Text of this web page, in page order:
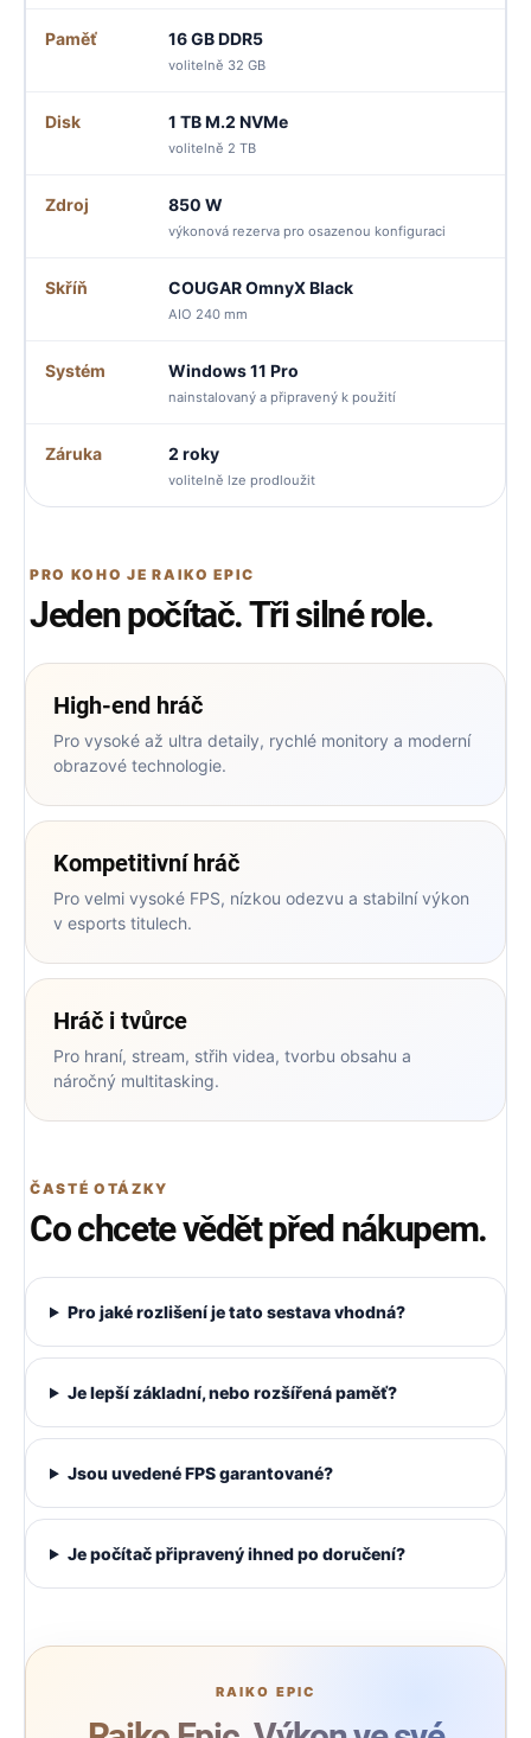
Paměť 16 GB DDR5
volitelně 32 GB
Disk 1 TB M.2 NVMe
volitelně 2 TB
Zdroj 850 W
výkonová rezerva pro osazenou konfiguraci
Skříň COUGAR OmnyX Black
AIO 240 mm
Systém Windows 11 Pro
nainstalovaný a připravený k použití
Záruka 2 roky
volitelně lze prodloužit
PRO KOHO JE RAIKO EPIC
Jeden počítač. Tři silné role.
High‑end hráč
Pro vysoké až ultra detaily, rychlé monitory a moderní
obrazové technologie.
Kompetitivní hráč
Pro velmi vysoké FPS, nízkou odezvu a stabilní výkon
v esports titulech.
Hráč i tvůrce
Pro hraní, stream, střih videa, tvorbu obsahu a
náročný multitasking.
ČASTÉ OTÁZKY
Co chcete vědět před nákupem.
Pro jaké rozlišení je tato sestava vhodná?
Je lepší základní, nebo rozšířená paměť?
Jsou uvedené FPS garantované?
Je počítač připravený ihned po doručení?